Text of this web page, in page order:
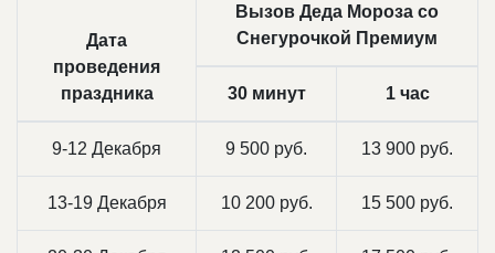
Дата
проведения
праздника
Вызов Деда Мороза со
Снегурочкой Премиум
30 минут 1 час
9-12 Декабря 9 500 руб. 13 900 руб.
13-19 Декабря 10 200 руб. 15 500 руб.